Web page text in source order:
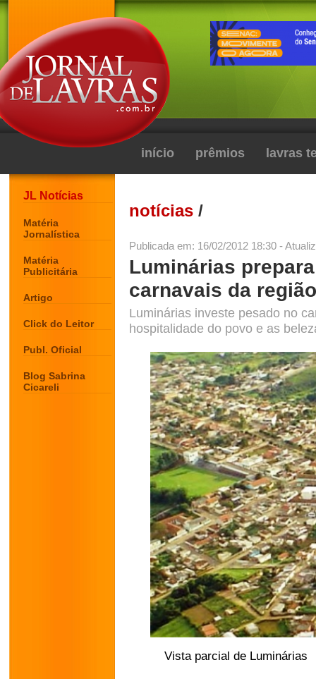
início prêmios lavras
JL Notícias
Matéria
Jornalística
Matéria
Publicitária
Artigo
Click do Leitor
Publ. Oficial
Blog Sabrina
Cicareli
notícias /
Publicada em: 16/02/2012 18:30 -
Luminárias
carnavais da região
Luminárias investe pesado no
hospitalidade do povo e as
Vista parcial de Luminárias